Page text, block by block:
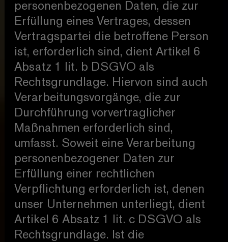
personenbezogenen Daten, die zur
Erfüllung eines Vertrages, dessen
Vertragspartei die betroffene Person
ist, erforderlich sind, dient Artikel 6
Absatz 1 lit. b DSGVO als
Rechtsgrundlage. Hiervon sind auch
Verarbeitungsvorgänge, die zur
Durchführung vorvertraglicher
Maßnahmen erforderlich sind,
umfasst. Soweit eine Verarbeitung
personenbezogener Daten zur
Erfüllung einer rechtlichen
Verpflichtung erforderlich ist, denen
unser Unternehmen unterliegt, dient
Artikel 6 Absatz 1 lit. c DSGVO als
Rechtsgrundlage. Ist die